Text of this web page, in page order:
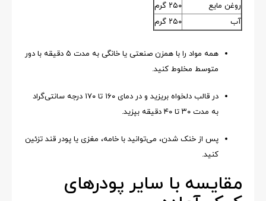
روغن مایع
۲۵۰ گرم
آب
۲۵۰ گرم
همه مواد را با همزن صنعتی یا خانگی به مدت ۵ دقیقه با دور
متوسط مخلوط کنید.
در قالب دلخواه بریزید و در دمای ۱۶۰ تا ۱۷۰ درجه سانتی‌گراد
به مدت ۳۰ تا ۴۰ دقیقه بپزید.
پس از خنک شدن، می‌توانید با خامه، مغزی یا پودر قند تزئین
کنید.
مقایسه با سایر پودرهای